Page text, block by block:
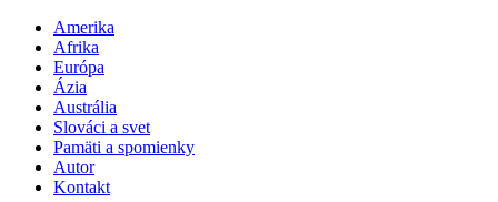
Amerika
Afrika
Európa
Ázia
Austrália
Slováci a svet
Pamäti a spomienky
Autor
Kontakt